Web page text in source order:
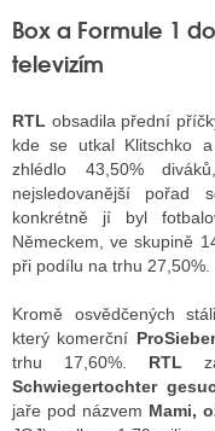
Box a Formule 1
televizím
RTL obsadila přední
kde se utkal Klitschko
zhlédlo 43,50%
nejsledovanější pořad
konkrétně jí byl
Německem, ve skupině
při podílu na trhu 27,50%.
Kromě osvědčených
který komerční
trhu 17,60%.
RTL
Schwiegertochter
jaře pod názvem Mami,